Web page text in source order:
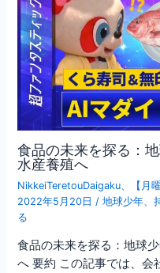
食品の未来を探る：
水産養殖へ
NikkeiTeretouDaigaku 【月
2022年5月20日 /地球少年 、
る
食品の未来を探る：地球
へ 要約 この記事では、会